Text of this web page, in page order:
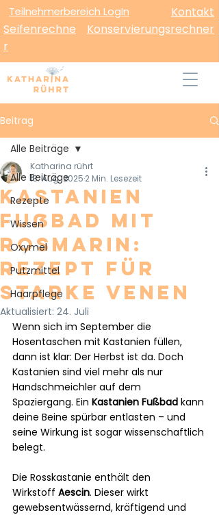
Teilnehmerbereich LogIn
Kontakt
Seifenrechne
r
Konservierungsrechner
Beitrag
Alle Beiträge
Rezepte
Wissen
Oxymel
Putzmittel
Haarpflege
Alle Beiträge
Kastanien
Fußbad mit
Rosmarin:
Rezept für
starke Venen
Katharina rührt
13. Aug. 2025 2 Min. Lesezeit
Aktualisiert: 24. Juli
Wenn sich im September die
Hosentaschen mit Kastanien füllen,
dann ist klar: Der Herbst ist da. Doch
Kastanien sind viel mehr als nur
Handschmeichler auf dem
Spaziergang. Ein Kastanien Fußbad kann
deine Beine spürbar entlasten – und
seine Wirkung ist sogar wissenschaftlich
belegt.
Die Rosskastanie enthält den
Wirkstoff Aescin. Dieser wirkt
gewebsentwässernd, kräftigend und